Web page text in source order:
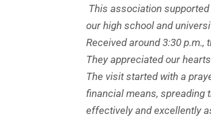
This association
our high school and
Received around 3:30
They appreciated our
The visit started with a
financial means, spreading
effectively and excellently